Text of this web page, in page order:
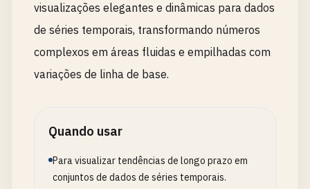
visualizações elegantes e dinâmicas para dados
de séries temporais, transformando números
complexos em áreas fluidas e empilhadas com
variações de linha de base.
Quando usar
Para visualizar tendências de longo prazo em
conjuntos de dados de séries temporais.